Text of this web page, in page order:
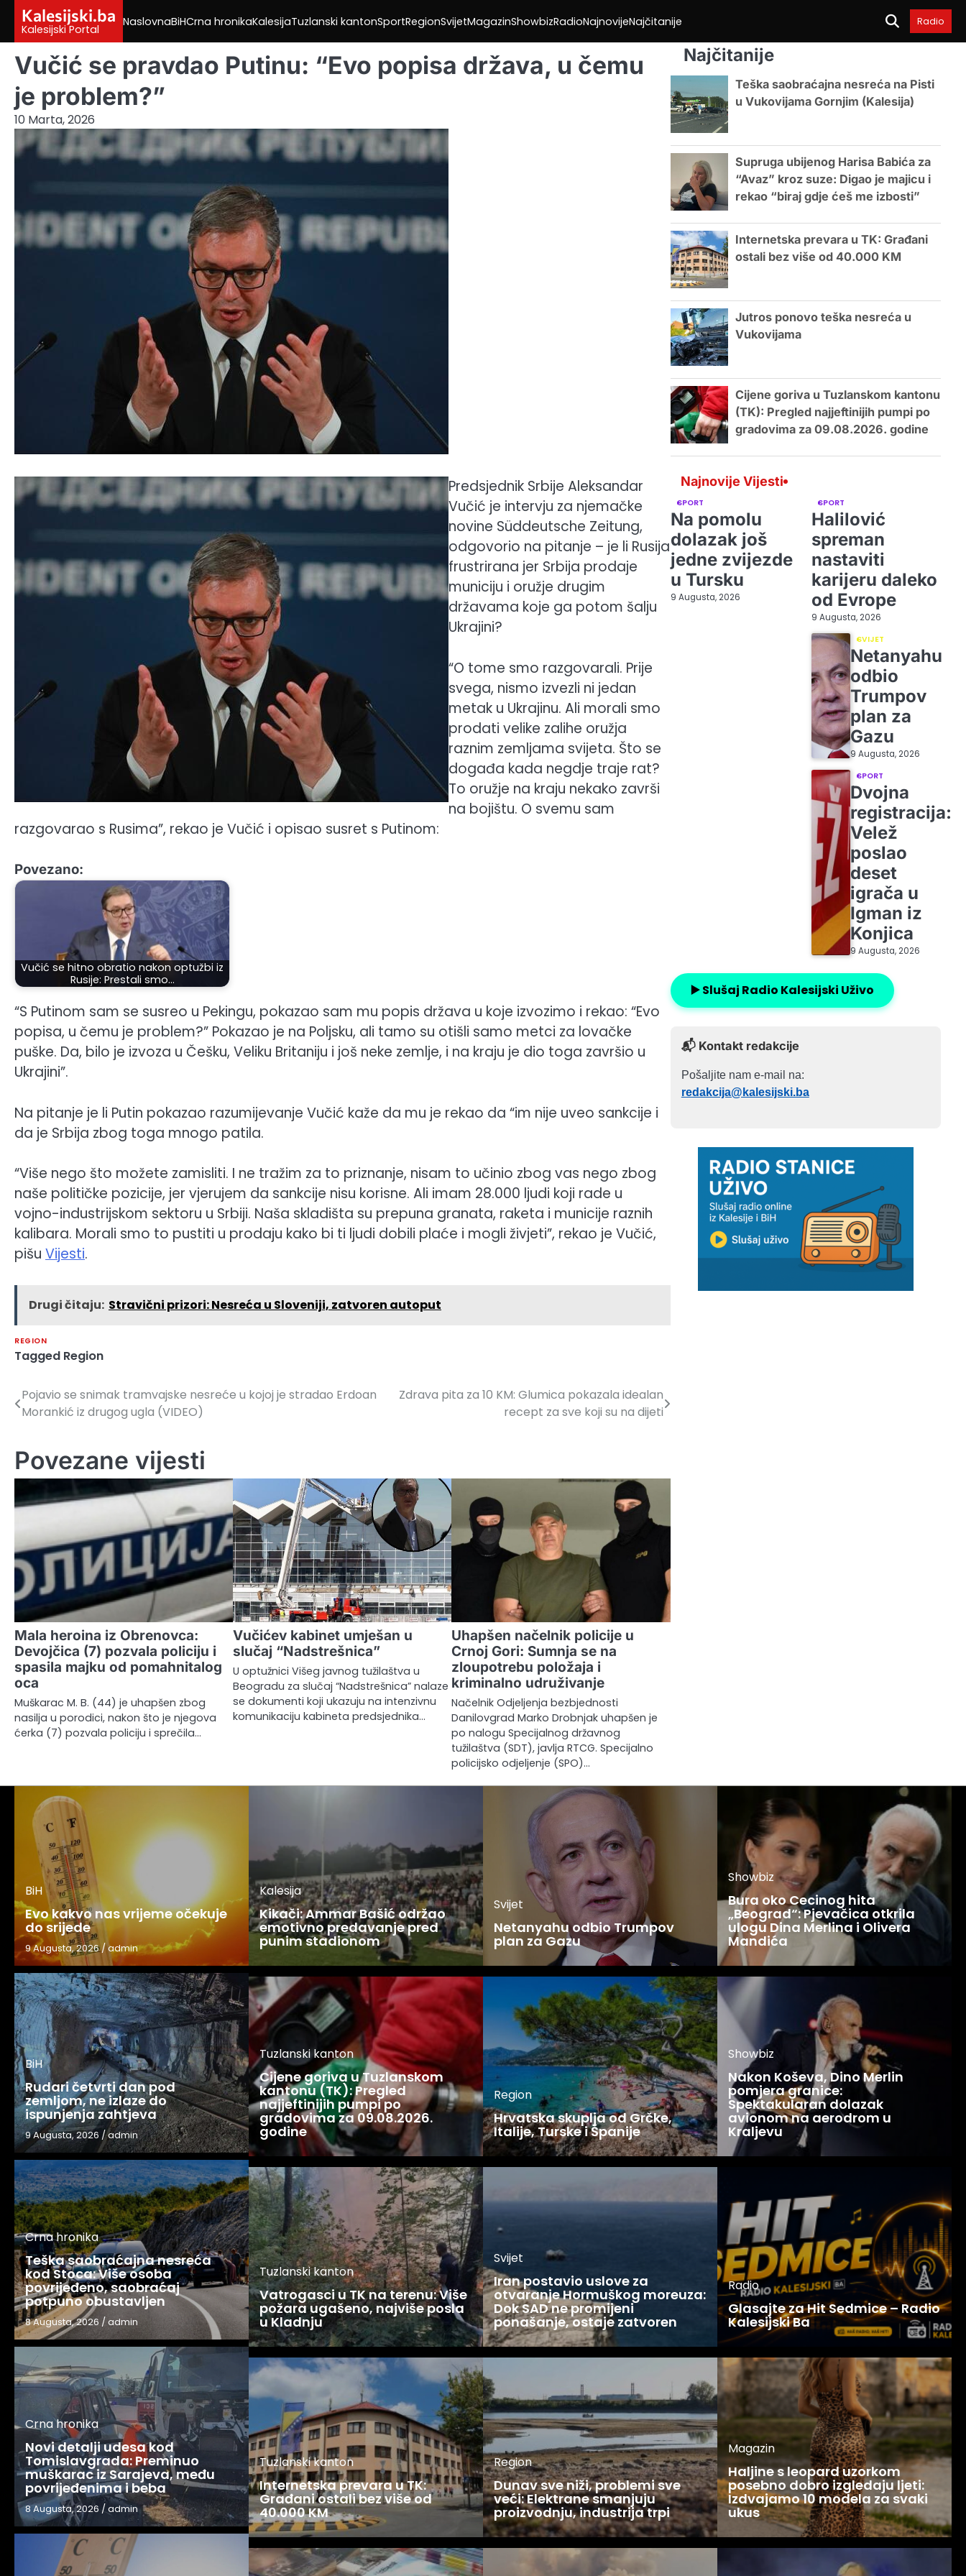
content
Kalesijski.ba
Kalesijski Portal
NaslovnaBiHCrna hronikaKalesijaTuzlanski kantonSportRegionSvijetMagazinShowbizRadioNajnovijeNajčitanije Radio
Vučić se pravdao Putinu: “Evo popisa država, u čemu
je problem?”
10 Marta, 2026
Predsjednik Srbije Aleksandar
Vučić je intervju za njemačke
novine Süddeutsche Zeitung,
odgovorio na pitanje – je li Rusija
frustrirana jer Srbija prodaje
municiju i oružje drugim
državama koje ga potom šalju
Ukrajini?
“O tome smo razgovarali. Prije
svega, nismo izvezli ni jedan
metak u Ukrajinu. Ali morali smo
prodati velike zalihe oružja
raznim zemljama svijeta. Što se
događa kada negdje traje rat?
To oružje na kraju nekako završi
na bojištu. O svemu sam
razgovarao s Rusima”, rekao je Vučić i opisao susret s Putinom:
Povezano:
Vučić se hitno obratio nakon optužbi iz
Rusije: Prestali smo…
“S Putinom sam se susreo u Pekingu, pokazao sam mu popis država u koje izvozimo i rekao: “Evo
popisa, u čemu je problem?” Pokazao je na Poljsku, ali tamo su otišli samo metci za lovačke
puške. Da, bilo je izvoza u Češku, Veliku Britaniju i još neke zemlje, i na kraju je dio toga završio u
Ukrajini”.
Na pitanje je li Putin pokazao razumijevanje Vučić kaže da mu je rekao da “im nije uveo sankcije i
da je Srbija zbog toga mnogo patila.
“Više nego što možete zamisliti. I ne tražim za to priznanje, nisam to učinio zbog vas nego zbog
naše političke pozicije, jer vjerujem da sankcije nisu korisne. Ali imam 28.000 ljudi koji rade u
vojno-industrijskom sektoru u Srbiji. Naša skladišta su prepuna granata, raketa i municije raznih
kalibara. Morali smo to pustiti u prodaju kako bi ti ljudi dobili plaće i mogli živjeti”, rekao je Vučić,
pišu Vijesti.
Drugi čitaju: Stravični prizori: Nesreća u Sloveniji, zatvoren autoput
REGION
Tagged Region
Navigacija
Pojavio se snimak tramvajske nesreće u kojoj je stradao Erdoan
Morankić iz drugog ugla (VIDEO)
Zdrava pita za 10 KM: Glumica pokazala idealan
recept za sve koji su na dijeti
Povezane vijesti
Mala heroina iz Obrenovca:
Devojčica (7) pozvala policiju i
spasila majku od pomahnitalog
oca
Muškarac M. B. (44) je uhapšen zbog
nasilja u porodici, nakon što je njegova
ćerka (7) pozvala policiju i sprečila…
Vučićev kabinet umješan u
slučaj “Nadstrešnica”
U optužnici Višeg javnog tužilaštva u
Beogradu za slučaj “Nadstrešnica” nalaze
se dokumenti koji ukazuju na intenzivnu
komunikaciju kabineta predsjednika…
Uhapšen načelnik policije u
Crnoj Gori: Sumnja se na
zloupotrebu položaja i
kriminalno udruživanje
Načelnik Odjeljenja bezbjednosti
Danilovgrad Marko Drobnjak uhapšen je
po nalogu Specijalnog državnog
tužilaštva (SDT), javlja RTCG. Specijalno
policijsko odjeljenje (SPO)…
Najčitanije
Teška saobraćajna nesreća na Pisti
u Vukovijama Gornjim (Kalesija)
Supruga ubijenog Harisa Babića za
“Avaz” kroz suze: Digao je majicu i
rekao “biraj gdje ćeš me izbosti”
Internetska prevara u TK: Građani
ostali bez više od 40.000 KM
Jutros ponovo teška nesreća u
Vukovijama
Cijene goriva u Tuzlanskom kantonu
(TK): Pregled najjeftinijih pumpi po
gradovima za 09.08.2026. godine
Najnovije Vijesti
SPORT
Na pomolu
dolazak još
jedne zvijezde
u Tursku
9 Augusta, 2026
SPORT
Halilović
spreman
nastaviti
karijeru daleko
od Evrope
9 Augusta, 2026
SVIJET
Netanyahu
odbio
Trumpov
plan za
Gazu
9 Augusta, 2026
SPORT
Dvojna
registracija:
Velež
poslao
deset
igrača u
Igman iz
Konjica
9 Augusta, 2026
▶️ Slušaj Radio Kalesijski Uživo
📬 Kontakt redakcije
Pošaljite nam e-mail na:
redakcija@kalesijski.ba
BiH
Evo kakvo nas vrijeme očekuje
do srijede
9 Augusta, 2026/admin
BiH
Rudari četvrti dan pod
zemljom, ne izlaze do
ispunjenja zahtjeva
9 Augusta, 2026 /admin
Crna hronika
Teška saobraćajna nesreća
kod Stoca: Više osoba
povrijeđeno, saobraćaj
potpuno obustavljen
8 Augusta, 2026 /admin
Crna hronika
Novi detalji udesa kod
Tomislavgrada: Preminuo
muškarac iz Sarajeva, među
povrijeđenima i beba
8 Augusta, 2026 /admin
Kalesija
Kikači: Ammar Bašić održao
emotivno predavanje pred
punim stadionom
Tuzlanski kanton
Cijene goriva u Tuzlanskom
kantonu (TK): Pregled
najjeftinijih pumpi po
gradovima za 09.08.2026.
godine
Tuzlanski kanton
Vatrogasci u TK na terenu: Više
požara ugašeno, najviše posla
u Kladnju
Tuzlanski kanton
Internetska prevara u TK:
Građani ostali bez više od
40.000 KM
Svijet
Netanyahu odbio Trumpov
plan za Gazu
Region
Hrvatska skuplja od Grčke,
Italije, Turske i Španije
Svijet
Iran postavio uslove za
otvaranje Hormuškog moreuza:
Dok SAD ne promijeni
ponašanje, ostaje zatvoren
Region
Dunav sve niži, problemi sve
veći: Elektrane smanjuju
proizvodnju, industrija trpi
Showbiz
Bura oko Cecinog hita
„Beograd“: Pjevačica otkrila
ulogu Dina Merlina i Olivera
Mandića
Showbiz
Nakon Koševa, Dino Merlin
pomjera granice:
Spektakularan dolazak
avionom na aerodrom u
Kraljevu
Radio
Glasajte za Hit Sedmice – Radio
Kalesijski Ba
Magazin
Haljine s leopard uzorkom
posebno dobro izgledaju ljeti:
Izdvajamo 10 modela za svaki
ukus